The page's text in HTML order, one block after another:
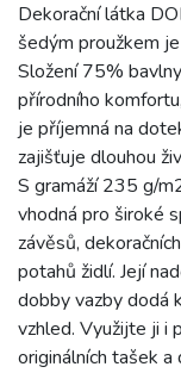
Dekorační látka
šedým proužkem
Složení 75%
přírodního
je příjemná na
zajišťuje dlouhou
S gramáží 235 g/
vhodná pro široké
závěsů,
potahů židlí. Její
dobby vazby dodá
vzhled. Využijte ji i
originálních tašek a